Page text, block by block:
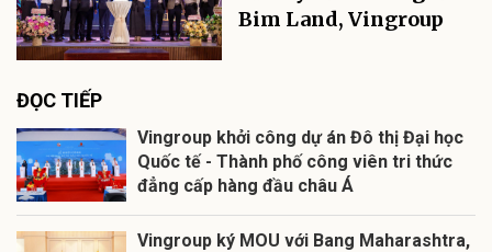
Bim Land, Vingroup
ĐỌC TIẾP
Vingroup khởi công dự án Đô thị Đại học
Quốc tế - Thành phố công viên tri thức
đẳng cấp hàng đầu châu Á
Vingroup ký MOU với Bang Maharashtra,